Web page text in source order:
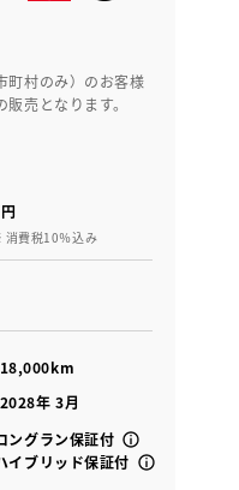
町村のみ）のお客様
売となります。
消費税10％込み
18,000km
2028年 3月
ングラン保証付
イブリッド保証付